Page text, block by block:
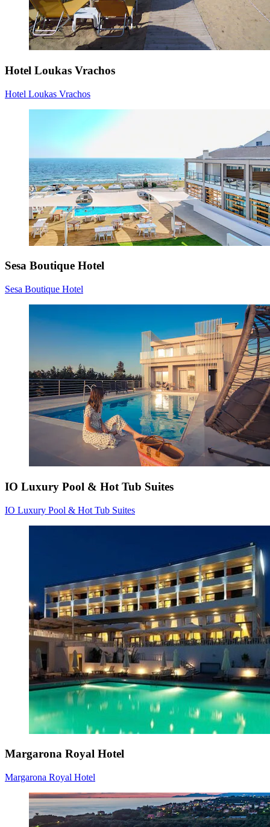
Hotel Loukas Vrachos
Hotel Loukas Vrachos
Sesa Boutique Hotel
Sesa Boutique Hotel
IO Luxury Pool & Hot Tub Suites
IO Luxury Pool & Hot Tub Suites
Margarona Royal Hotel
Margarona Royal Hotel